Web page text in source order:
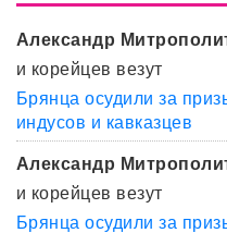
Александр
и корейцев везут
Брянца осудили за
индусов и кавказцев
Александр
и корейцев везут
Брянца осудили за